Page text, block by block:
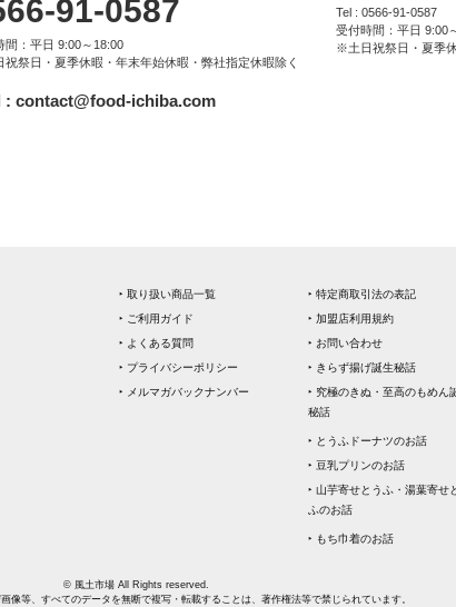
91-0587
間：平日 9:00～18:00
祭日・夏季休暇・年末年始休暇・弊社指定休暇除く
: contact@food-ichiba.com
Tel : 0566-91-0587
受付時間：平日 9:00
※土日祝祭日・夏季
‣ 取り扱い商品一覧
‣ ご利用ガイド
‣ よくある質問
‣ プライバシーポリシー
‣ メルマガバックナンバー
‣ 特定商取引法の表記
‣ 加盟店利用規約
‣ お問い合わせ
‣ きらず揚げ誕生秘話
‣ 究極のきぬ・至高のもめん
秘話
‣ とうふドーナツのお話
‣ 豆乳プリンのお話
‣ 山芋寄せとうふ・湯葉寄せ
ふのお話
‣ もち巾着のお話
© 風土市場 All Rights reserved.
像等、すべてのデータを無断で複写・転載することは、著作権法等で禁じられています。